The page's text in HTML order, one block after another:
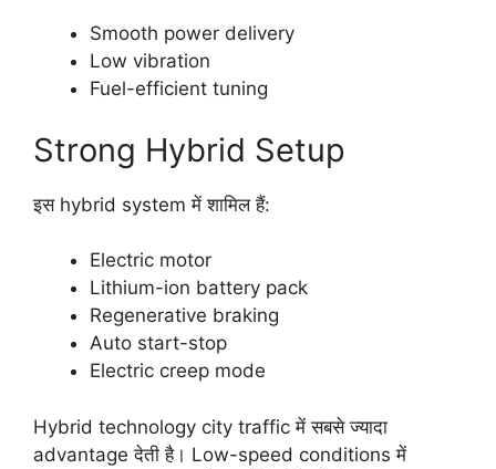
Smooth power delivery
Low vibration
Fuel-efficient tuning
Strong Hybrid Setup
इस hybrid system में शामिल हैं:
Electric motor
Lithium-ion battery pack
Regenerative braking
Auto start-stop
Electric creep mode
Hybrid technology city traffic में सबसे ज्यादा
advantage देती है। Low-speed conditions में